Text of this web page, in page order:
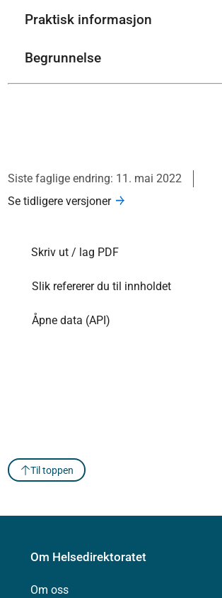
Praktisk informasjon
Begrunnelse
Siste faglige endring: 11. mai 2022
Se tidligere versjoner
Skriv ut / lag PDF
Slik refererer du til innholdet
Åpne data (API)
Til toppen
Om Helsedirektoratet
Om oss